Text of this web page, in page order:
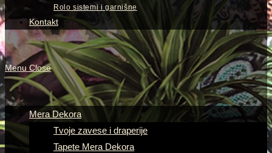
Rolo sistemi i garnišne
Kontakt
Menu Close
Mera Dekora
Tvoje zavese i draperije
Tapete Mera Dekora